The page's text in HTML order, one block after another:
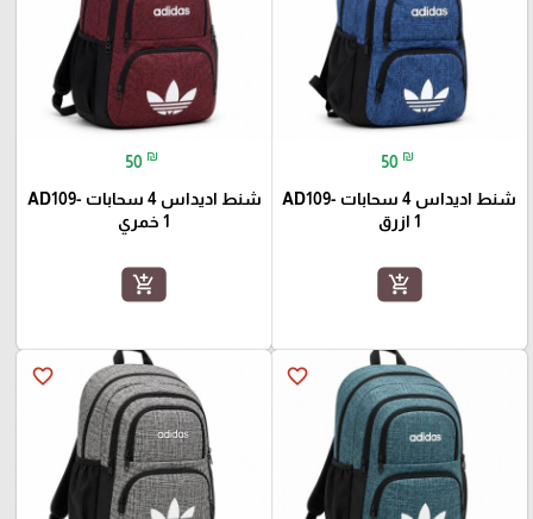
50 ₪
شنط اديداس 4 سحابات AD109-
1 ازرق
add_shopping_cart
50 ₪
شنط اديداس 4 سحابات AD109-
1 خمري
add_shopping_cart
favorite_border
favorite_border